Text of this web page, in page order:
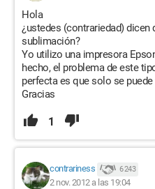
Hola
¿ustedes (contrariedad) dicen
sublimación?
Yo utilizo una impresora
hecho, el problema de este
perfecta es que solo se
Gracias
1
contrariness 6 243
2 nov. 2012 a las 19:04